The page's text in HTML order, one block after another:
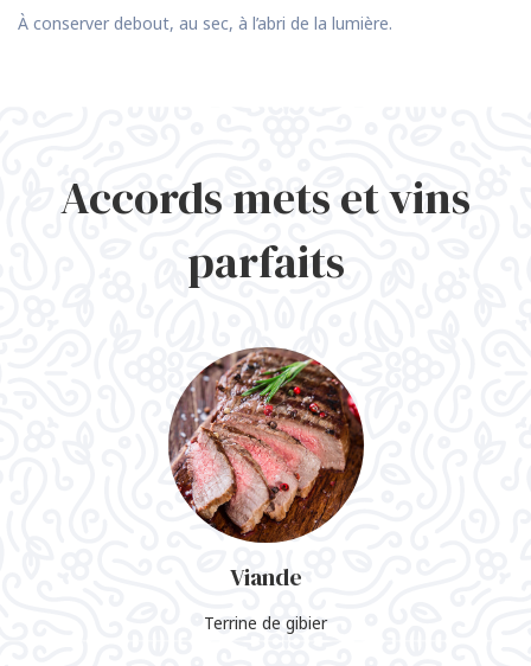
À conserver debout, au sec, à l’abri de la lumière.
Accords mets et vins
parfaits
Viande
Terrine de gibier